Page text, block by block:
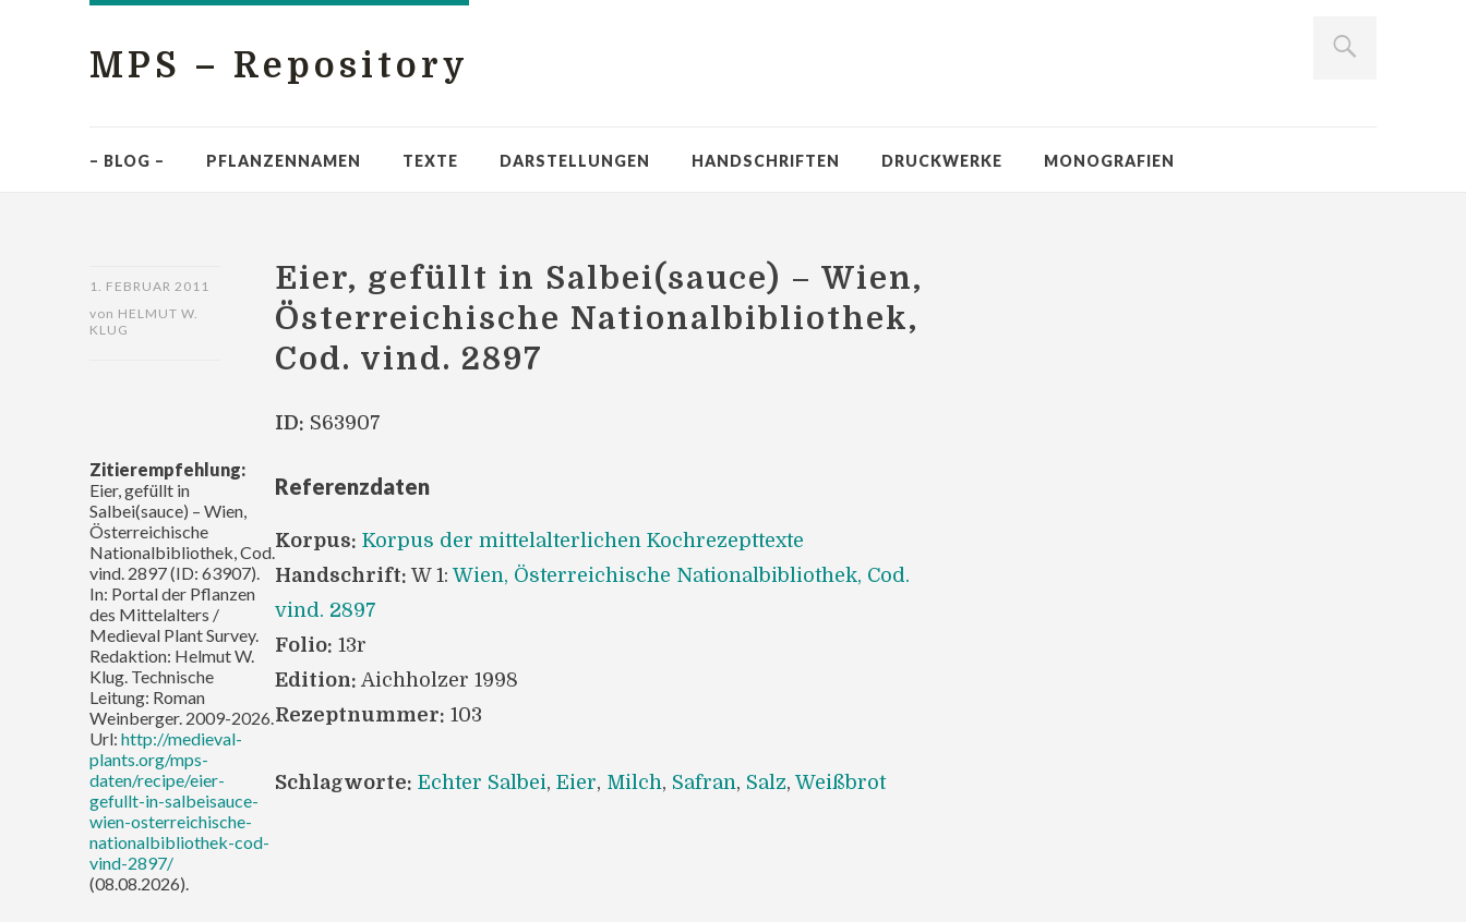
MPS – Repository
– BLOG – PFLANZENNAMEN TEXTE DARSTELLUNGEN HANDSCHRIFTEN DRUCKWERKE MONOGRAFIEN
1. FEBRUAR 2011
von HELMUT W.
KLUG
Eier, gefüllt in Salbei(sauce) – Wien,
Österreichische Nationalbibliothek,
Cod. vind. 2897
ID: S63907
Referenzdaten
Korpus: Korpus der mittelalterlichen Kochrezepttexte
Handschrift: W 1:Wien, Österreichische Nationalbibliothek, Cod.
vind. 2897
Folio: 13r
Edition: Aichholzer 1998
Rezeptnummer: 103
Schlagworte: Echter Salbei,Eier, Milch, Safran, Salz,Weißbrot
Zitierempfehlung:
Eier, gefüllt in
Salbei(sauce) – Wien,
Österreichische
Nationalbibliothek, Cod.
vind. 2897 (ID: 63907).
In: Portal der Pflanzen
des Mittelalters /
Medieval Plant Survey.
Redaktion: Helmut W.
Klug. Technische
Leitung: Roman
Weinberger. 2009-2026.
Url: http://medieval-
plants.org/mps-
daten/recipe/eier-
gefullt-in-salbeisauce-
wien-osterreichische-
nationalbibliothek-cod-
vind-2897/
(08.08.2026).